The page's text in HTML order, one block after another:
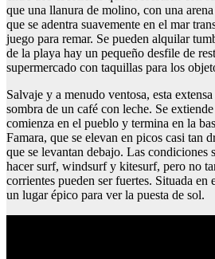
que una llanura de molino, con una
que se adentra suavemente en el mar
juego para remar. Se pueden alquilar
de la playa hay un pequeño desfile de
supermercado con taquillas para los
Salvaje y a menudo ventosa, esta
sombra de un café con leche. Se
comienza en el pueblo y termina en la
Famara, que se elevan en picos casi tan
que se levantan debajo. Las condiciones
hacer surf, windsurf y kitesurf, pero no
corrientes pueden ser fuertes. Situada en
un lugar épico para ver la puesta de sol.